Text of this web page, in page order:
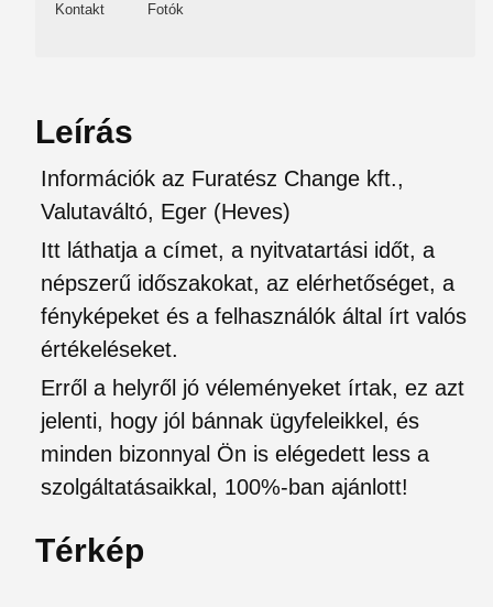
Kontakt Fotók
Leírás
Információk az Furatész Change kft.,
Valutaváltó, Eger (Heves)
Itt láthatja a címet, a nyitvatartási időt, a
népszerű időszakokat, az elérhetőséget, a
fényképeket és a felhasználók által írt valós
értékeléseket.
Erről a helyről jó véleményeket írtak, ez azt
jelenti, hogy jól bánnak ügyfeleikkel, és
minden bizonnyal Ön is elégedett less a
szolgáltatásaikkal, 100%-ban ajánlott!
Térkép